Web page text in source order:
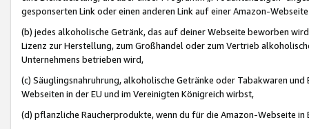
gesponserten Link oder einen anderen Link auf einer Amazon-
(b) jedes alkoholische Getränk, das auf deiner Webseite beworben
Lizenz zur Herstellung, zum Großhandel oder zum Vertrieb
Unternehmens betrieben wird,
(c) Säuglingsnahruhrung, alkoholische Getränke oder Tabakwaren
Webseiten in der EU und im Vereinigten Königreich wirbst,
(d) pflanzliche Raucherprodukte, wenn du für die Amazon-Webseite in